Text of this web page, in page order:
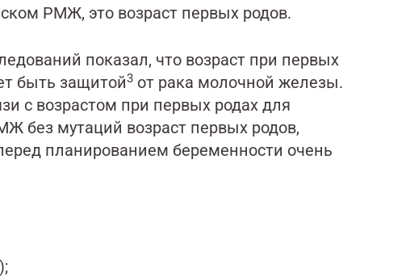
РМЖ, это возраст первых родов.
показал, что возраст при первых
быть защитой3 от рака молочной железы.
с возрастом при первых родах для
без мутаций возраст первых родов,
планированием беременности очень